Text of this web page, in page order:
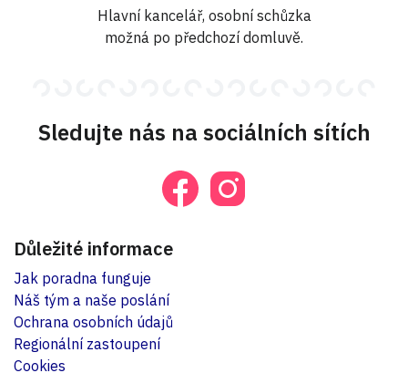
Hlavní kancelář, osobní schůzka
možná po předchozí domluvě.
Sledujte nás na sociálních sítích
Důležité informace
Jak poradna funguje
Náš tým a naše poslání
Ochrana osobních údajů
Regionální zastoupení
Cookies